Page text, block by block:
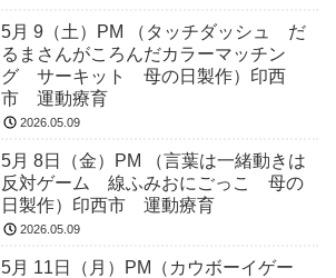
5月 9（土）PM （タッチダッシュ だ
るまさんがころんだカラーマッチン
グ サーキット 母の日製作）印西
市 運動療育
2026.05.09
5月 8日（金）PM （言葉は一緒動きは
反対ゲーム 線ふみおにごっこ 母の
日製作）印西市 運動療育
2026.05.09
5月 11日（月）PM（カウボーイゲー